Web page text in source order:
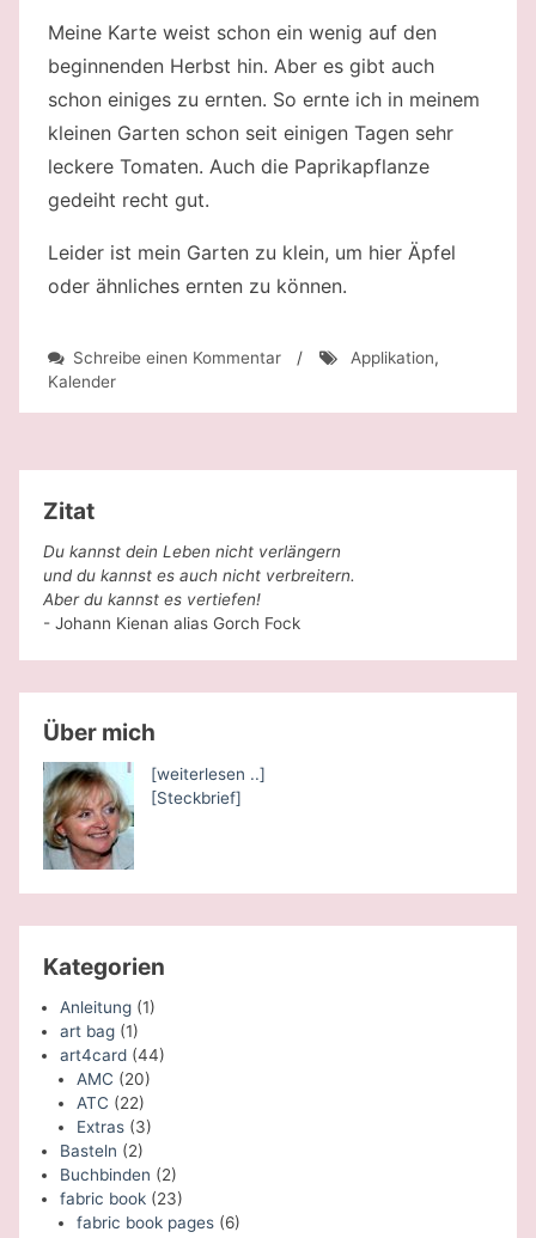
Meine Karte weist schon ein wenig auf den
beginnenden Herbst hin. Aber es gibt auch
schon einiges zu ernten. So ernte ich in meinem
kleinen Garten schon seit einigen Tagen sehr
leckere Tomaten. Auch die Paprikapflanze
gedeiht recht gut.
Leider ist mein Garten zu klein, um hier Äpfel
oder ähnliches ernten zu können.
Schreibe einen Kommentarzu / Applikation,
Kalender
Zitat
Du kannst dein Leben nicht verlängern
und du kannst es auch nicht verbreitern.
Aber du kannst es vertiefen!
- Johann Kienan alias Gorch Fock
Über mich
[weiterlesen ..]
[Steckbrief]
Kategorien
Anleitung(1)
art bag(1)
art4card(44)
AMC (20)
ATC (22)
Extras(3)
Basteln (2)
Buchbinden (2)
fabric book(23)
fabric book pages(6)